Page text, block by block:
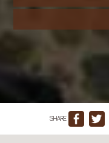
SHARE